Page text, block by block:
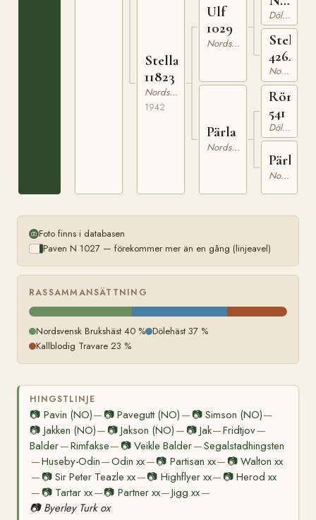
Stella
11823
Nordsvensk Brukshäst
1942
Ulf
1029
Nordsvensk Brukshäst
Pärla
Nordsvensk Brukshäst
994
Dölehäst
Stella
4264
Nordsvensk Brukshäst
Rörek
541
Dölehäst
Pärla
Nordsvensk Brukshäst
Foto finns i databasen
Paven N 1027 — förekommer mer än en gång (linjeavel)
RASSAMMANSÄTTNING
Nordsvensk Brukshäst 40 % Dölehäst 37 %
Kallblodig Travare 23 %
HINGSTLINJE
📷 Pavin (NO)— 📷Pavegutt (NO) — 📷 Simson (NO)—
📷 Jakken (NO)— 📷Jakson (NO) — 📷Jak—Fridtjov—
Balder—Rimfakse— 📷Veikle Balder—Segalstadhingsten
—Huseby-Odin—Odin xx—📷 Partisan xx— 📷Walton xx
— 📷Sir Peter Teazle xx—📷 Highflyer xx— 📷Herod xx
— 📷 Tartar xx—📷 Partner xx—Jigg xx—
📷 Byerley Turk ox